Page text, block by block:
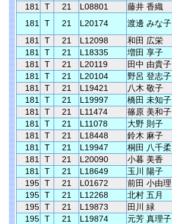
181
T 21 L08801 藤井 香織
181
T 21 L20174 渡邊 みな子
181
T 21 L12098 和田 広栄
181
T 21 L18335 増田 享子
181
T 21 L20119 田中 由貴子
181
T 21 L20104 野呂 登志子
181
T 21 L19421 八木 敬子
181
T 21 L19997 橋田 未知子
181
T 21 L11474 篠原 美和子
181
T 21 L11078 大野 則子
181
T 21 L18448 鈴木 麻子
181
T 21 L19947 桐田 八千柔
181
T 21 L20090 小暮 美香
181
T 21 L18649 玉川 陽子
195 T 21 L01672 前田 小由理
195 T 21 L12268 北村 五月
195 T 21 L19873 田川 緑
195 T 21 L19874 元芳 真理子